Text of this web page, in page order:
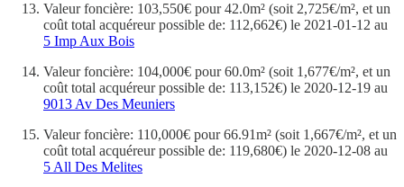
Valeur foncière: 103,550€ pour 42.0m² (soit 2,725€/m², et un
coût total acquéreur possible de: 112,662€) le 2021-01-12 au
5 Imp Aux Bois
Valeur foncière: 104,000€ pour 60.0m² (soit 1,677€/m², et un
coût total acquéreur possible de: 113,152€) le 2020-12-19 au
9013 Av Des Meuniers
Valeur foncière: 110,000€ pour 66.91m² (soit 1,667€/m², et un
coût total acquéreur possible de: 119,680€) le 2020-12-08 au
5 All Des Melites